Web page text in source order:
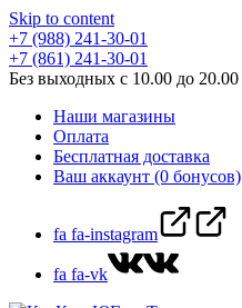
Skip to content
+7 (988) 241-30-01
+7 (861) 241-30-01
Без выходных с 10.00 до 20.00
Наши магазины
Оплата
Бесплатная доставка
Ваш аккаунт (0 бонусов)
fa fa-instagram
fa fa-vk